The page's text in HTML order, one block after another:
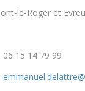
le-Roger et
06 15 14 79 99